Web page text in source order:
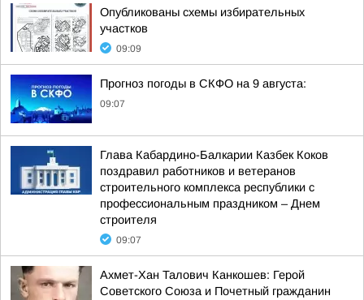
Опубликованы схемы избирательных
участков
09:09
Прогноз погоды в СКФО на 9 августа:
09:07
Глава Кабардино-Балкарии Казбек Коков
поздравил работников и ветеранов
строительного комплекса республики с
профессиональным праздником – Днем
строителя
09:07
Ахмет-Хан Талович Канкошев: Герой
Советского Союза и Почетный гражданин